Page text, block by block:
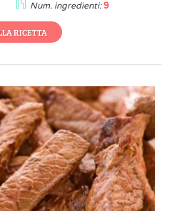
Num. ingredienti: 9
RICETTA